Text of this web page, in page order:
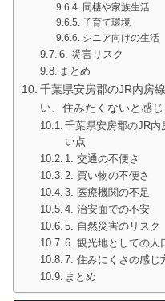
同棲や家族生活
子育て環境
シニア向けの生活
6. 災害リスク
まとめ
千葉県安房郡のJR内房
い、住みたくないと感
千葉県安房郡のJR内
い点
1. 交通の不便さ
2. 買い物の不便さ
3. 医療機関の不足
4. 治安面での不安
5. 自然災害のリスク
6. 観光地としての人
7. 住みにくさの感じ
まとめ